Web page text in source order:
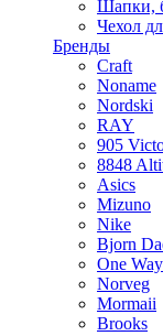
Шапки,
Чехол
Бренды
Craft
Noname
Nordski
RAY
905
8848
Asics
Mizuno
Nike
Bjorn
One Way
Norveg
Mormaii
Brooks